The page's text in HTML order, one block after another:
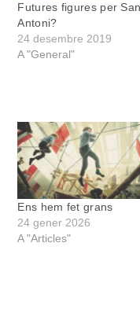
Futures figures per
Antoni?
24 desembre 2019
A "General"
Ens hem fet grans
24 gener 2026
A "Articles"